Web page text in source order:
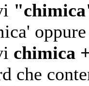
chimica
che